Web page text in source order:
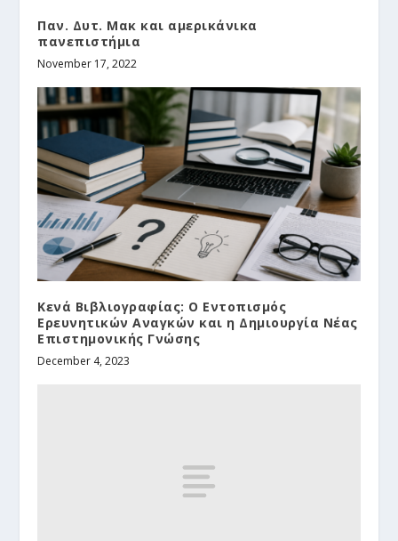
Παν. Δυτ. Μακ και αμερικάνικα
πανεπιστήμια
November 17, 2022
Κενά Βιβλιογραφίας: Ο Εντοπισμός
Ερευνητικών Αναγκών και η Δημιουργία Νέας
Επιστημονικής Γνώσης
December 4, 2023